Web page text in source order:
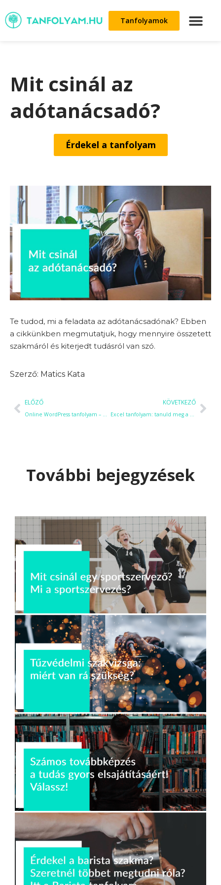
Tanfolyamok
Mit csinál az
adótanácsadó?
Érdekel a tanfolyam
Te tudod, mi a feladata az adótanácsadónak? Ebben
a cikkünkben megmutatjuk, hogy mennyire összetett
szakmáról és kiterjedt tudásról van szó.
Matics Kata
ELŐZŐ
Online WordPress tanfolyam – Webshop és weboldal készítés lépésről lépésre
KÖVETKEZŐ
Excel tanfolyam: tanuld meg a világ vezető táblázatkezelőjének használatát
További bejegyzések